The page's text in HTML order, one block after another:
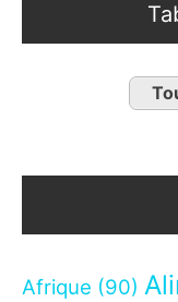
Afrique (90)